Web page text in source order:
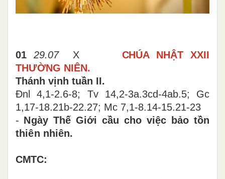
01 29.07X CHÚA NHẬT XXII
THƯỜNG NIÊN.
Thánh vịnh tuần II.
Đnl 4,1-2.6-8; Tv 14,2-3a.3cd-4ab.5; Gc
1,17-18.21b-22.27; Mc 7,1-8.14-15.21-23
- Ngày Thế Giới cầu cho việc bảo tồn
thiên nhiên.
CMTC: